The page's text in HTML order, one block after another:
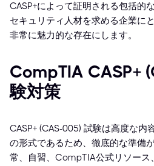
CASP+によって証明される包括的
セキュリティ人材を求める企業に
非常に魅力的な存在にします。
CompTIA CASP+
験対策
CASP+ (CAS-005) 試験は高度な内
の形式であるため、徹底的な準備
常、自習、CompTIA公式リソース